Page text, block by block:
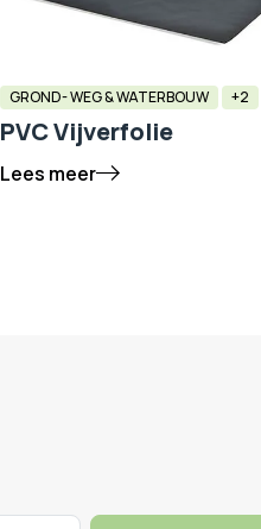
GROND- WEG & WATERBOUW +2
PVC Vijverfolie
Lees meer